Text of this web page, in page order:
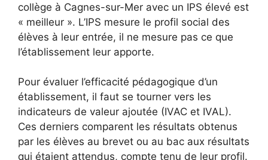
collège à Cagnes-sur-Mer avec un IPS élevé est
« meilleur ». L’IPS mesure le profil social des
élèves à leur entrée, il ne mesure pas ce que
l’établissement leur apporte.
Pour évaluer l’efficacité pédagogique d’un
établissement, il faut se tourner vers les
indicateurs de valeur ajoutée (IVAC et IVAL).
Ces derniers comparent les résultats obtenus
par les élèves au brevet ou au bac aux résultats
qui étaient attendus, compte tenu de leur profil.